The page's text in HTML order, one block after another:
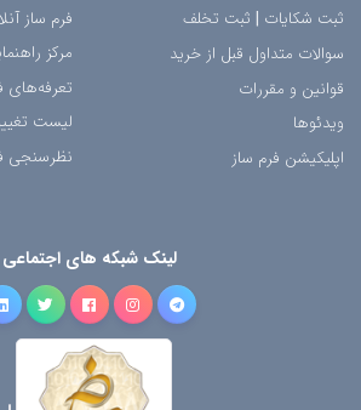
ثبت شکایات | ثبت تخلف
سوالات متداول قبل از خرید
قوانین و مقررات
ویدئوها
اپلیکیشن فرم ساز
فرم ساز
مرکز
تعرفه‌های
لیست
نظرسنجی
لینک شبکه های اجتماعی